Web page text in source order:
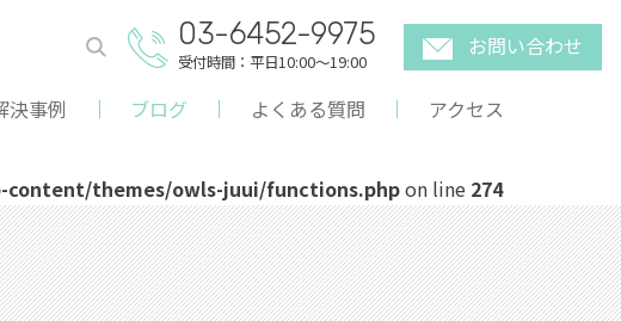
themes/owls-juui/functions.phpon line 274
決事例 ブログ よくある質問 アクセス
03-6452-9975
受付時間：平日10:00～19:00
お問い合わせ